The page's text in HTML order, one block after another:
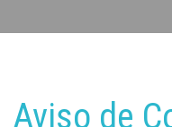
Aviso de